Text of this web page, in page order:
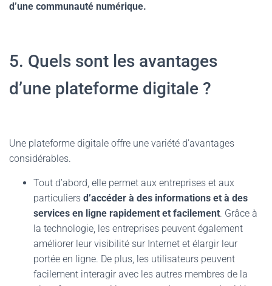
d’une communauté numérique.
5. Quels sont les avantages
d’une plateforme digitale ?
Une plateforme digitale offre une variété d’avantages
considérables.
Tout d’abord, elle permet aux entreprises et aux
particuliers d’accéder à des informations et à des
services en ligne rapidement et facilement. Grâce à
la technologie, les entreprises peuvent également
améliorer leur visibilité sur Internet et élargir leur
portée en ligne. De plus, les utilisateurs peuvent
facilement interagir avec les autres membres de la